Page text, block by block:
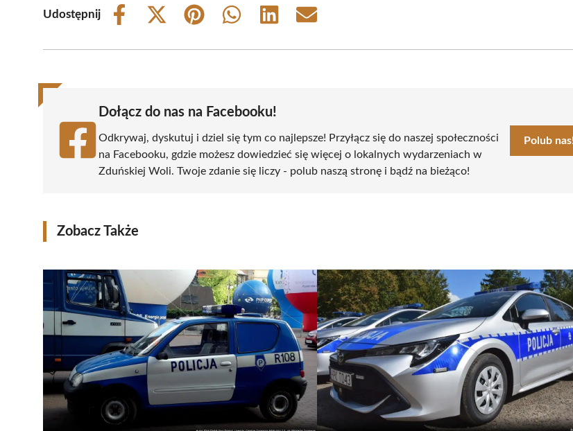
Udostępnij
Share
Share
(Twitter)
Share
Share
Share
Share
Dołącz do nas na Facebooku!
Odkrywaj, dyskutuj i dziel się tym co najlepsze! Przyłącz się do naszej społeczności
na Facebooku, gdzie możesz dowiedzieć się więcej o lokalnych wydarzeniach w
Zduńskiej Woli. Twoje zdanie się liczy - polub naszą stronę i bądź na bieżąco!
Polub
Zobacz Także